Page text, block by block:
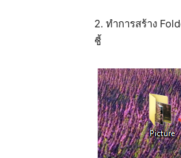
2. ทำการสร้าง
ชี้